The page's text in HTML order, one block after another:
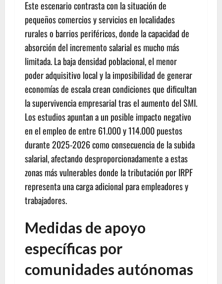
Este escenario contrasta con la situación de
pequeños comercios y servicios en localidades
rurales o barrios periféricos, donde la capacidad de
absorción del incremento salarial es mucho más
limitada. La baja densidad poblacional, el menor
poder adquisitivo local y la imposibilidad de generar
economías de escala crean condiciones que dificultan
la supervivencia empresarial tras el aumento del SMI.
Los estudios apuntan a un posible impacto negativo
en el empleo de entre 61.000 y 114.000 puestos
durante 2025-2026 como consecuencia de la subida
salarial, afectando desproporcionadamente a estas
zonas más vulnerables donde la tributación por IRPF
representa una carga adicional para empleadores y
trabajadores.
Medidas de apoyo
específicas por
comunidades autónomas